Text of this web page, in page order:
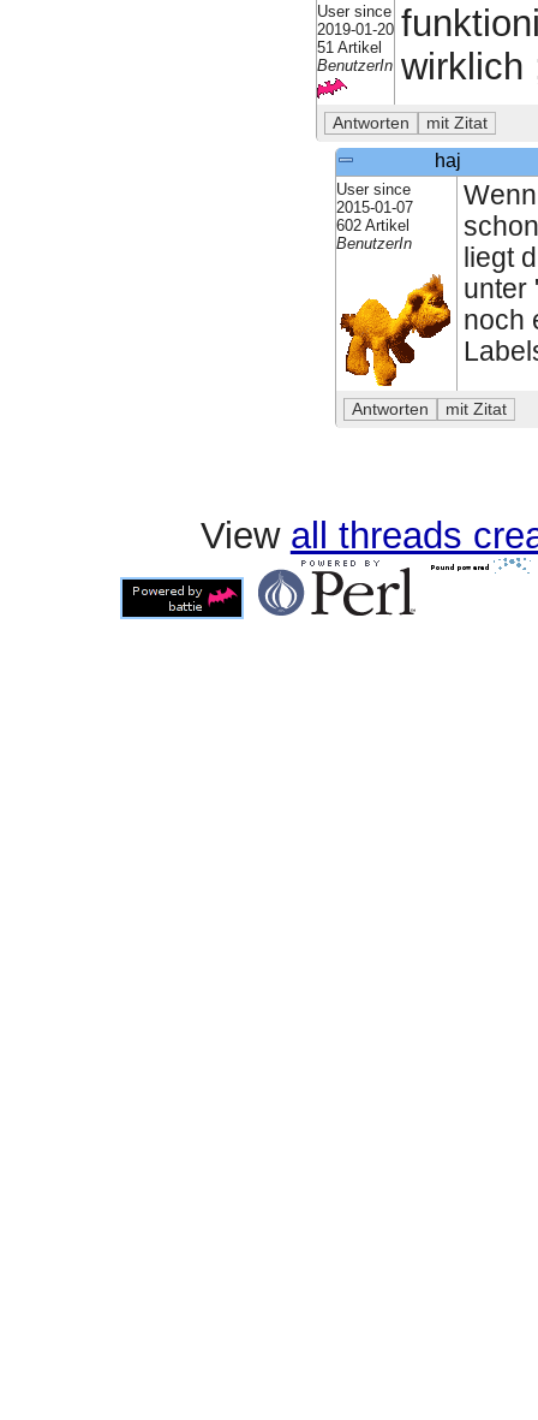
User since
2019-01-20
51 Artikel
BenutzerIn wirklich
haj
User since
2015-01-07
602 Artikel
BenutzerIn
liegt
unter
noch
View all threads